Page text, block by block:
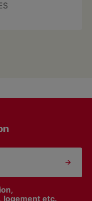
logement etc.